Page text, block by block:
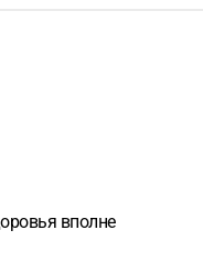
вполне